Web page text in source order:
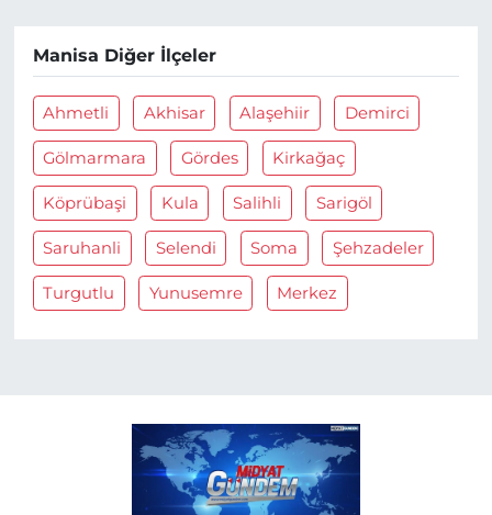
Manisa Diğer İlçeler
Ahmetli Akhisar Alaşehiir Demirci
Gölmarmara Gördes Kirkağaç
Köprübaşi Kula Salihli Sarigöl
Saruhanli Selendi Soma Şehzadeler
Turgutlu Yunusemre Merkez